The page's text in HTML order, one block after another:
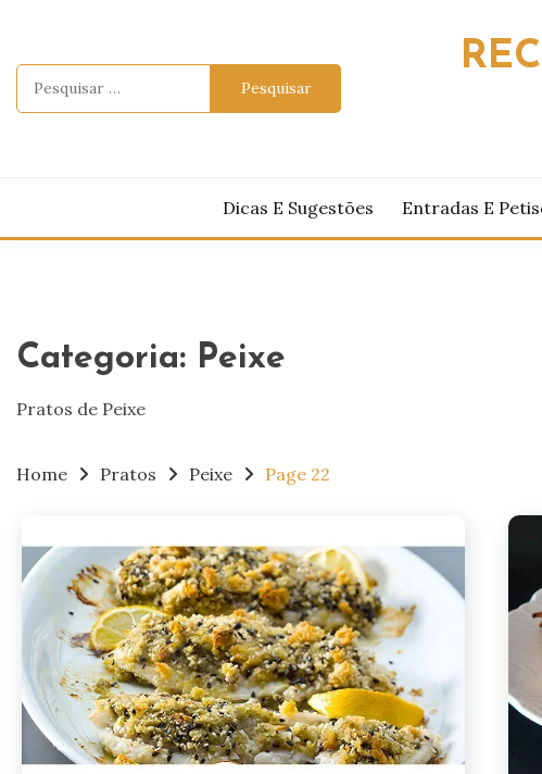
content
Dicas E Sugestões Entradas E
Categoria: Peixe
Pratos de Peixe
Home Pratos Peixe Page 22